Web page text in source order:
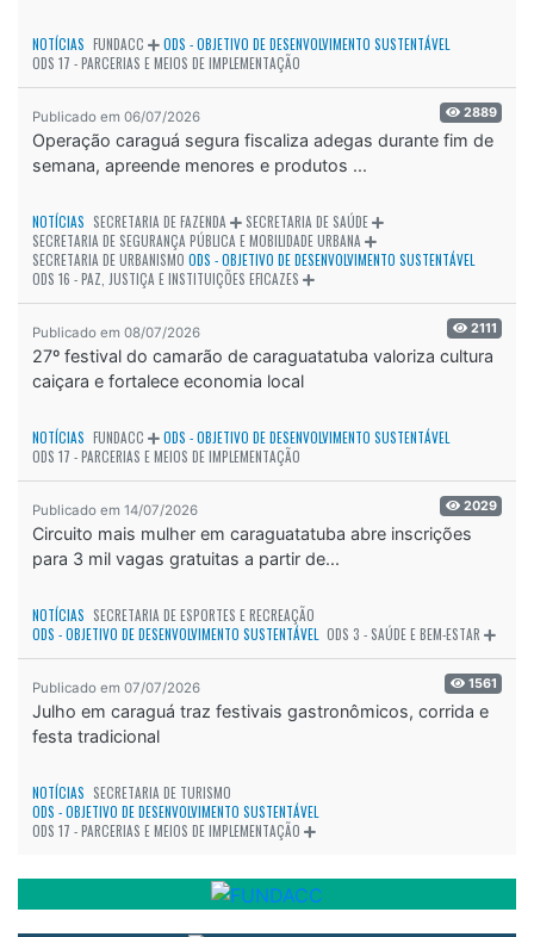
NOTÍCIAS FUNDACC
ODS - OBJETIVO DE DESENVOLVIMENTO SUSTENTÁVEL
ODS 17 - PARCERIAS E MEIOS DE IMPLEMENTAÇÃO
Publicado em 06/07/2026 2889
Operação caraguá segura fiscaliza adegas durante fim de
semana, apreende menores e produtos ...
NOTÍCIAS SECRETARIA DE FAZENDA
SECRETARIA DE SAÚDE
SECRETARIA DE SEGURANÇA PÚBLICA E MOBILIDADE URBANA
SECRETARIA DE URBANISMO ODS - OBJETIVO DE DESENVOLVIMENTO SUSTENTÁVEL
ODS 16 - PAZ, JUSTIÇA E INSTITUIÇÕES EFICAZES
Publicado em 08/07/2026 2111
27º festival do camarão de caraguatatuba valoriza cultura
caiçara e fortalece economia local
NOTÍCIAS FUNDACC
ODS - OBJETIVO DE DESENVOLVIMENTO SUSTENTÁVEL
ODS 17 - PARCERIAS E MEIOS DE IMPLEMENTAÇÃO
Publicado em 14/07/2026 2029
Circuito mais mulher em caraguatatuba abre inscrições
para 3 mil vagas gratuitas a partir de...
NOTÍCIAS SECRETARIA DE ESPORTES E RECREAÇÃO
ODS - OBJETIVO DE DESENVOLVIMENTO SUSTENTÁVEL ODS 3 - SAÚDE E BEM-ESTAR
Publicado em 07/07/2026 1561
Julho em caraguá traz festivais gastronômicos, corrida e
festa tradicional
NOTÍCIAS SECRETARIA DE TURISMO
ODS - OBJETIVO DE DESENVOLVIMENTO SUSTENTÁVEL
ODS 17 - PARCERIAS E MEIOS DE IMPLEMENTAÇÃO